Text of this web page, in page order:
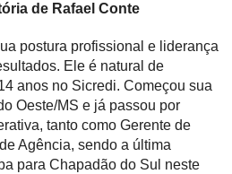
de Rafael Conte
postura profissional e liderança
Ele é natural de
anos no Sicredi. Começou sua
Oeste/MS e já passou por
tanto como Gerente de
Agência, sendo a última
para Chapadão do Sul neste